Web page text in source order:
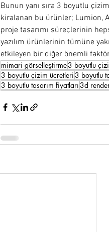
Bunun yanı sıra 3 boyutlu
kiralanan bu ürünler; Lumion,
proje tasarımı süreçlerinin
yazılım ürünlerinin tümüne
etkileyen bir diğer önemli
mimari görselleştirme3 boyutlu
3 boyutlu çizim ücretleri3 boyutlu
3 boyutlu tasarım fiyatları3d